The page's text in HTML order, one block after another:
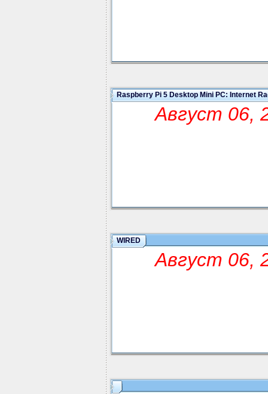
Raspberry Pi 5 Desktop Mini PC: Internet
Август 06,
WIRED
Август 06,